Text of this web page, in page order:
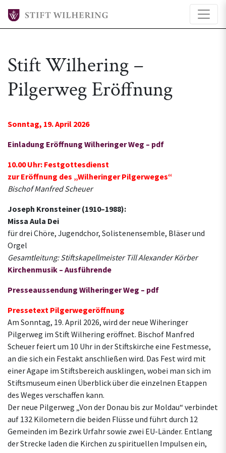
Stift Wilhering –
Pilgerweg Eröffnung
Sonntag, 19. April 2026
Einladung Eröffnung Wilheringer Weg – pdf
10.00 Uhr: Festgottesdienst
zur Eröffnung des „Wilheringer Pilgerweges“
Bischof Manfred Scheuer
Joseph Kronsteiner (1910–1988):
Missa Aula Dei
für drei Chöre, Jugendchor, Solistenensemble, Bläser und
Orgel
Gesamtleitung: Stiftskapellmeister Till Alexander Körber
Kirchenmusik – Ausführende
Presseaussendung Wilheringer Weg – pdf
Pressetext Pilgerwegeröffnung
Am Sonntag, 19. April 2026, wird der neue Wiheringer
Pilgerweg im Stift Wilhering eröffnet. Bischof Manfred
Scheuer feiert um 10 Uhr in der Stiftskirche eine Festmesse,
an die sich ein Festakt anschließen wird. Das Fest wird mit
einer Agape im Stiftsbereich ausklingen, wobei man sich im
Stiftsmuseum einen Überblick über die einzelnen Etappen
des Weges verschaffen kann.
Der neue Pilgerweg „Von der Donau bis zur Moldau“ verbindet
auf 132 Kilometern die beiden Flüsse und führt durch 12
Gemeinden im Bezirk Urfahr sowie zwei EU-Länder. Entlang
der Strecke laden die Kirchen zu spirituellen Impulsen ein,